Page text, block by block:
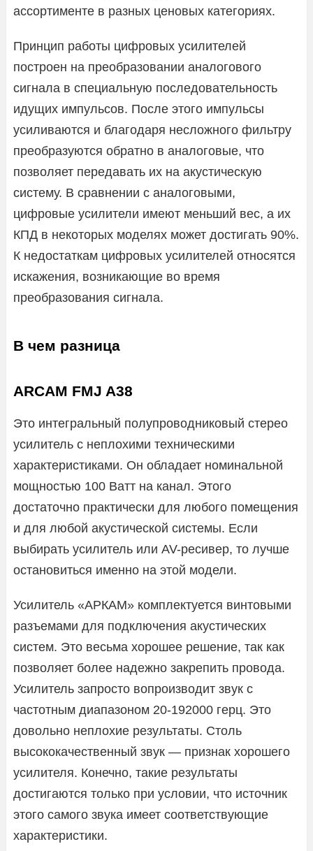
ассортименте в разных ценовых категориях.
Принцип работы цифровых усилителей
построен на преобразовании аналогового
сигнала в специальную последовательность
идущих импульсов. После этого импульсы
усиливаются и благодаря несложного фильтру
преобразуются обратно в аналоговые, что
позволяет передавать их на акустическую
систему. В сравнении с аналоговыми,
цифровые усилители имеют меньший вес, а их
КПД в некоторых моделях может достигать 90%.
К недостаткам цифровых усилителей относятся
искажения, возникающие во время
преобразования сигнала.
В чем разница
ARCAM FMJ A38
Это интегральный полупроводниковый стерео
усилитель с неплохими техническими
характеристиками. Он обладает номинальной
мощностью 100 Ватт на канал. Этого
достаточно практически для любого помещения
и для любой акустической системы. Если
выбирать усилитель или AV-ресивер, то лучше
остановиться именно на этой модели.
Усилитель «АРКАМ» комплектуется винтовыми
разъемами для подключения акустических
систем. Это весьма хорошее решение, так как
позволяет более надежно закрепить провода.
Усилитель запросто вопроизводит звук с
частотным диапазоном 20-192000 герц. Это
довольно неплохие результаты. Столь
высококачественный звук — признак хорошего
усилителя. Конечно, такие результаты
достигаются только при условии, что источник
этого самого звука имеет соответствующие
характеристики.